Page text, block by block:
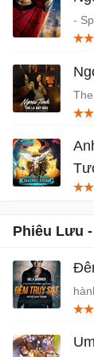
-
-
Phiêu Lưu